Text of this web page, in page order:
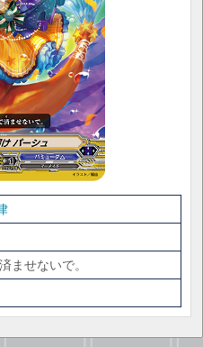
ませないで。